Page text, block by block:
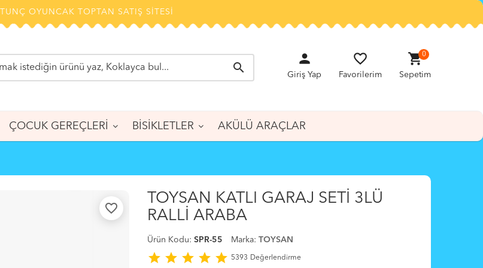
TUNÇ OYUNCAK TOPTAN SATIŞ SİTESİ
search
person
Giriş Yap
favorite_border
Favorilerim
shopping_cart
Sepetim
0
ÇOCUK GEREÇLERİ BİSİKLETLER AKÜLÜ ARAÇLAR
favorite_border
TOYSAN KATLI GARAJ SETİ 3LÜ
RALLİ ARABA
Ürün Kodu: SPR-55 Marka: TOYSAN
star star star star star 5393 Değerlendirme